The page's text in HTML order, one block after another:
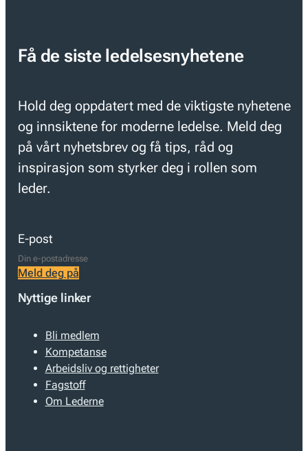
Få de siste ledelsesnyhetene
Hold deg oppdatert med de viktigste nyhetene
og innsiktene for moderne ledelse. Meld deg
på vårt nyhetsbrev og få tips, råd og
inspirasjon som styrker deg i rollen som
leder.
E-post
Meld deg på
Nyttige linker
Bli medlem
Kompetanse
Arbeidsliv og rettigheter
Fagstoff
Om Lederne